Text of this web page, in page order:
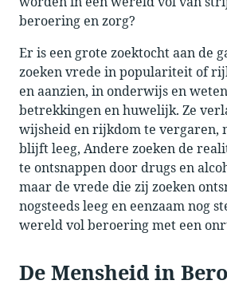
beroering en zorg?
Er is een grote zoektocht aan de
zoeken vrede in populariteit of
en aanzien, in onderwijs en
betrekkingen en huwelijk. Ze
wijsheid en rijkdom te vergaren,
blijft leeg, Andere zoeken de
te ontsnappen door drugs en
maar de vrede die zij zoeken
nogsteeds leeg en eenzaam nog
wereld vol beroering met een
De Mensheid in